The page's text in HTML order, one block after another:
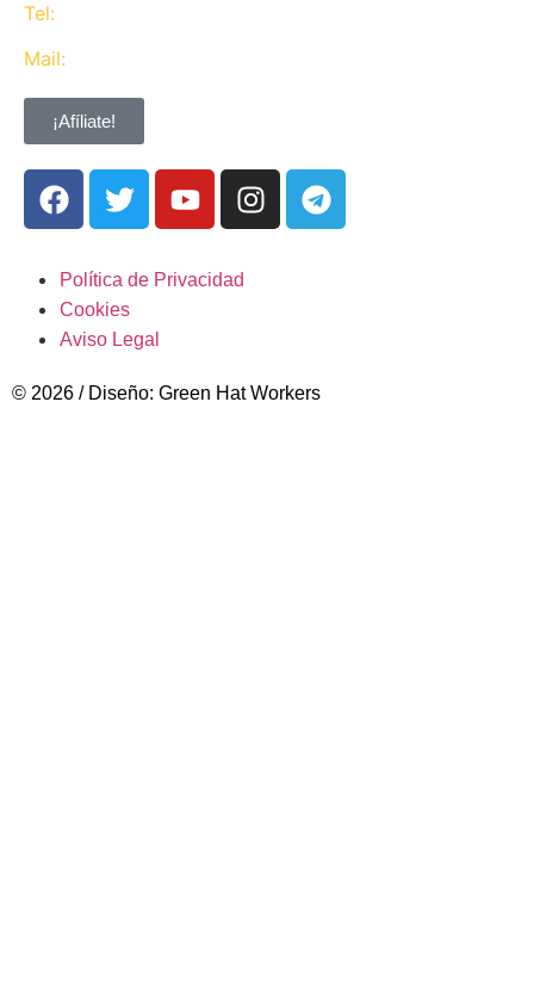
Tel:
Mail:
¡Afíliate!
Política de Privacidad
Cookies
Aviso Legal
© 2026 / Diseño: Green Hat Workers